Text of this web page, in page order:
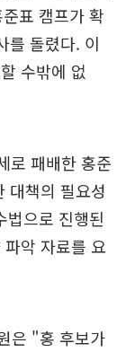
표 캠프가 확
를 돌렸다. 이
수밖에 없
로 패배한 홍준
대책의 필요성
으로 진행된
악 자료를 요
은 "홍 후보가